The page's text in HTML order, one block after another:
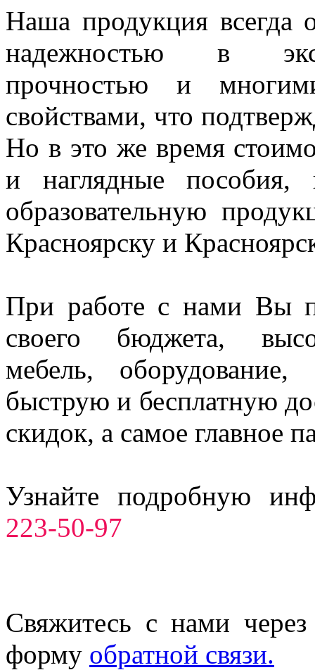
Наша продукция всегда
надежностью в
прочностью и
свойствами, что
Но в это же время
и наглядные
образовательную
Красноярску и
При работе с нами Вы
своего бюджета,
мебель,
быструю и бесплатную
скидок, а самое главное
Узнайте подробную
223-50-97
Свяжитесь с нами
форму обратной связи.